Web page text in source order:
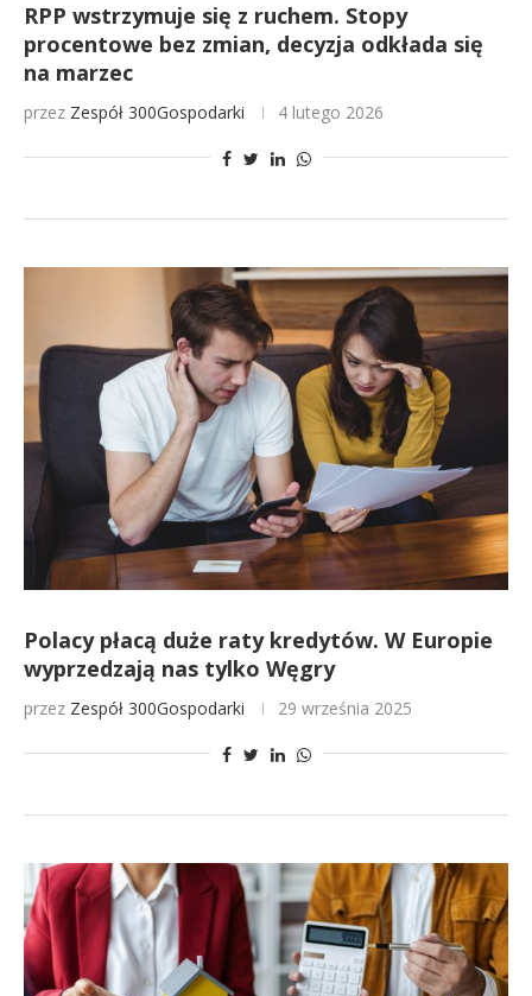
RPP wstrzymuje się z ruchem. Stopy
procentowe bez zmian, decyzja odkłada się
na marzec
przez Zespół 300Gospodarki 4 lutego 2026
Polacy płacą duże raty kredytów. W Europie
wyprzedzają nas tylko Węgry
przez Zespół 300Gospodarki 29 września 2025